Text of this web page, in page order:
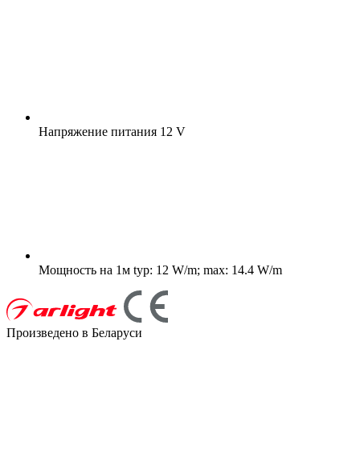
Напряжение питания 12 V
Мощность на 1м typ: 12 W/m; max: 14.4 W/m
Произведено в Беларуси